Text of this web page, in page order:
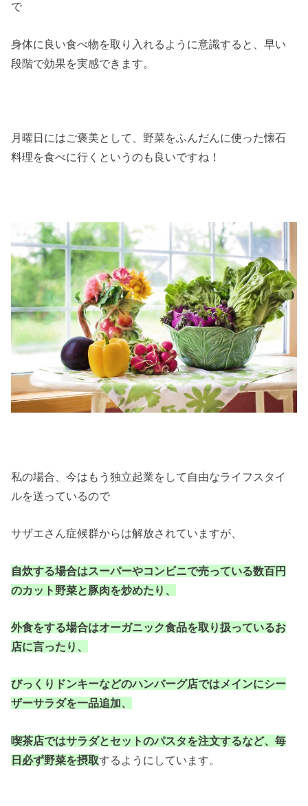
で
身体に良い食べ物を取り入れるように意識すると、早い
段階で効果を実感できます。
月曜日にはご褒美として、野菜をふんだんに使った懐石
料理を食べに行くというのも良いですね！
私の場合、今はもう独立起業をして自由なライフスタイ
ルを送っているので
サザエさん症候群からは解放されていますが、
自炊する場合はスーパーやコンビニで売っている数百円
のカット野菜と豚肉を炒めたり、
外食をする場合はオーガニック食品を取り扱っているお
店に言ったり、
びっくりドンキーなどのハンバーグ店ではメインにシー
ザーサラダを一品追加、
喫茶店ではサラダとセットのパスタを注文するなど、毎
日必ず野菜を摂取するようにしています。